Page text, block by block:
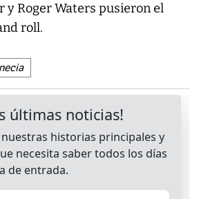
y Roger Waters pusieron el
roll.